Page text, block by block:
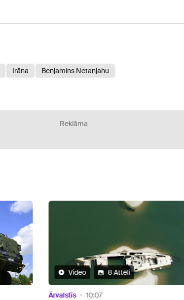
Irāna Benjamins Netanjahu
Reklāma
Video 8 Attēli
10:07